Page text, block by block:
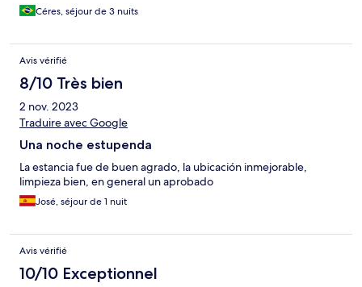
Céres, séjour de 3 nuits
Avis vérifié
8/10 Très bien
2 nov. 2023
Traduire avec Google
Una noche estupenda
La estancia fue de buen agrado, la ubicación inmejorable,
limpieza bien, en general un aprobado
José, séjour de 1 nuit
Avis vérifié
10/10 Exceptionnel